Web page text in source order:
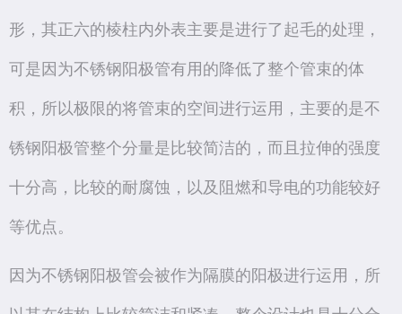
形，其正六的棱柱内外表主要是进行了起毛的处理，
可是因为不锈钢阳极管有用的降低了整个管束的体
积，所以极限的将管束的空间进行运用，主要的是不
锈钢阳极管整个分量是比较简洁的，而且拉伸的强度
十分高，比较的耐腐蚀，以及阻燃和导电的功能较好
等优点。
因为不锈钢阳极管会被作为隔膜的阳极进行运用，所